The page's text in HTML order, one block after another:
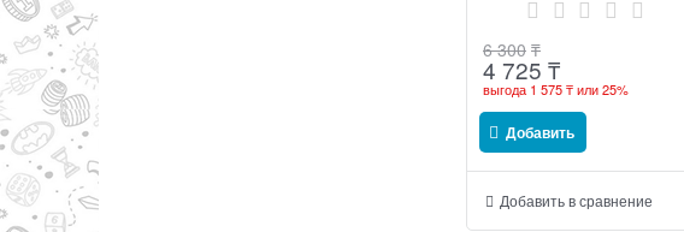
6 300 ₸
4 725 ₸
выгода 1 575 ₸или25%
Добавить
Добавить в сравнение